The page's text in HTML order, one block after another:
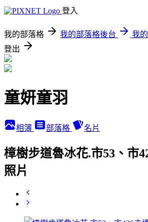
登入
我的部落格 我的部落格後台
我
登出
童妍童羽
相簿 部落格 名片
樟樹步道魯冰花.市53、市
照片